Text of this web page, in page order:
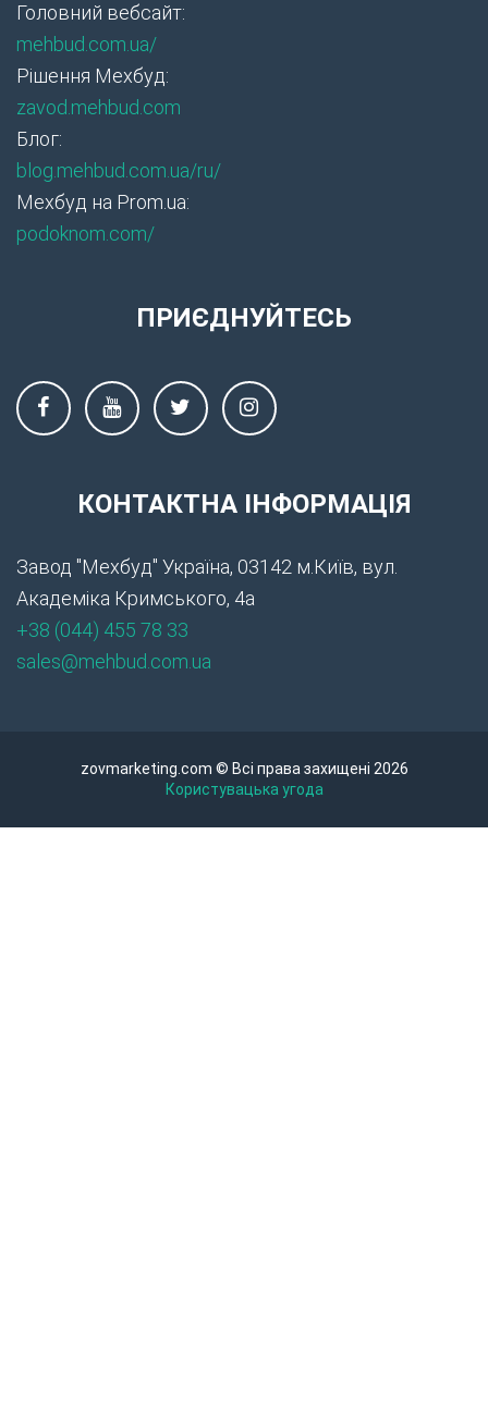
Головний вебсайт:
mehbud.com.ua/
Рішення Мехбуд:
zavod.mehbud.com
Блог:
blog.mehbud.com.ua/ru/
Мехбуд на Prom.ua:
podoknom.com/
ПРИЄДНУЙТЕСЬ
КОНТАКТНА ІНФОРМАЦІЯ
Завод "Мехбуд" Україна, 03142 м.Київ, вул.
Академіка Кримського, 4а
+38 (044) 455 78 33
sales@mehbud.com.ua
zovmarketing.com © Всі права захищені 2026
Користувацька угода